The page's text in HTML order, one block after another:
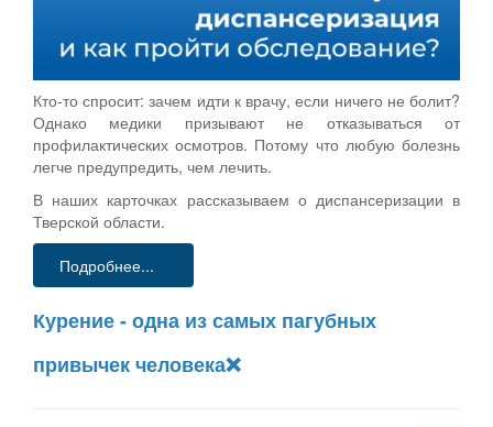
Кто-то спросит: зачем идти к врачу, если ничего не болит?
Однако медики призывают не отказываться от
профилактических осмотров. Потому что любую болезнь
легче предупредить, чем лечить.
В наших карточках рассказываем о диспансеризации в
Тверской области.
Подробнее...
Курение - одна из самых пагубных
привычек человека❌